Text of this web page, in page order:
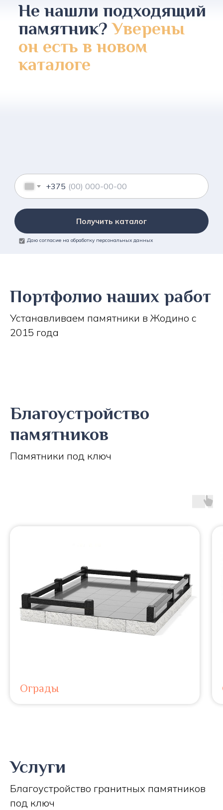
Не нашли подходящий
памятник?Уверены
он есть в новом
каталоге
+375
Получить каталог
Даю согласие на обработку персональных данных
Портфолио наших работ
Устанавливаем памятники в Жодино с
2015 года
Благоустройство
памятников
Памятники под ключ
Ограды
Услуги
Благоустройство гранитных памятников
под ключ